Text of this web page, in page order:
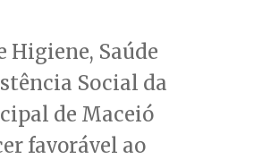
Higiene, Saúde
Social da
de Maceió
favorável ao